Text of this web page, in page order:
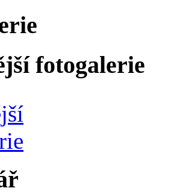
fotogalerie